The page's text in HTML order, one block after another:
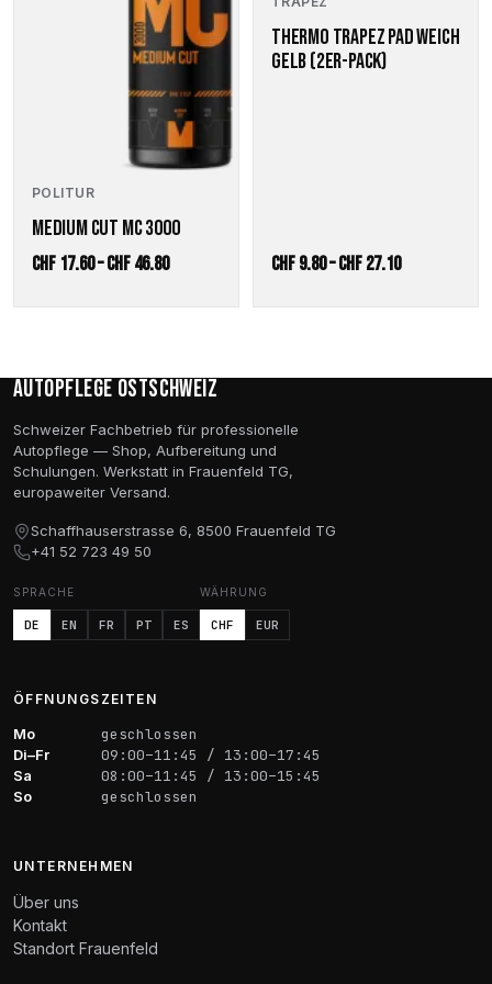
POLITUR
MEDIUM CUT MC 3000
CHF 17.60–CHF46.80Preisspanne:
THERMO TRAPEZ PAD WEICH
GELB (2ER-PACK)
CHF9.80–CHF27.10Preisspanne:
gewählt
werden
Autopflege Ostschweiz
Schweizer Fachbetrieb für professionelle
Autopflege — Shop, Aufbereitung und
Schulungen. Werkstatt in Frauenfeld TG,
europaweiter Versand.
Schaffhauserstrasse 6, 8500 Frauenfeld TG
+41 52 723 49 50
SPRACHE
DE EN FR PT ES
WÄHRUNG
CHF EUR
ÖFFNUNGSZEITEN
Mo geschlossen
Di–Fr 09:00–11:45 / 13:00–17:45
Sa 08:00–11:45 / 13:00–15:45
So geschlossen
UNTERNEHMEN
Über uns
Kontakt
Standort Frauenfeld